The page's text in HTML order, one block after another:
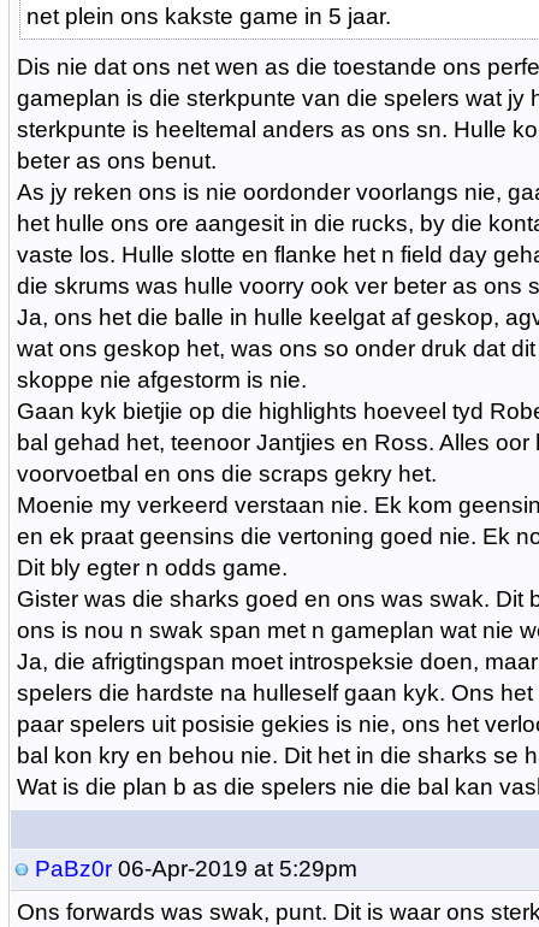
net plein ons kakste game in 5 jaar.
Dis nie dat ons net wen as die toestande ons
gameplan is die sterkpunte van die spelers wat jy
sterkpunte is heeltemal anders as ons sn. Hulle
beter as ons benut.
As jy reken ons is nie oordonder voorlangs nie,
het hulle ons ore aangesit in die rucks, by die
vaste los. Hulle slotte en flanke het n field day
die skrums was hulle voorry ook ver beter as ons
Ja, ons het die balle in hulle keelgat af geskop,
wat ons geskop het, was ons so onder druk dat
skoppe nie afgestorm is nie.
Gaan kyk bietjie op die highlights hoeveel tyd
bal gehad het, teenoor Jantjies en Ross. Alles oor
voorvoetbal en ons die scraps gekry het.
Moenie my verkeerd verstaan nie. Ek kom
en ek praat geensins die vertoning goed nie. Ek
Dit bly egter n odds game.
Gister was die sharks goed en ons was swak. Dit
ons is nou n swak span met n gameplan wat nie
Ja, die afrigtingspan moet introspeksie doen,
spelers die hardste na hulleself gaan kyk. Ons
paar spelers uit posisie gekies is nie, ons het
bal kon kry en behou nie. Dit het in die sharks se
Wat is die plan b as die spelers nie die bal kan
PaBz0r06-Apr-2019 at 5:29pm
Ons forwards was swak, punt. Dit is waar ons